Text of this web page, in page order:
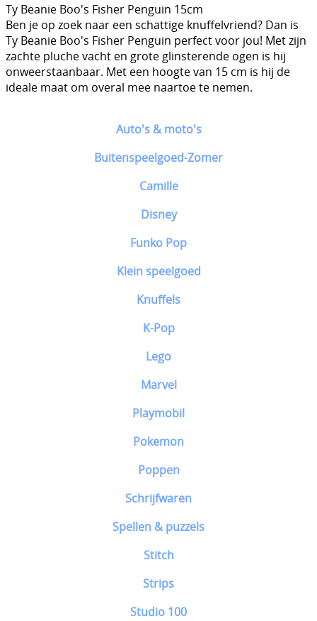
Auto's & moto's
Buitenspeelgoed-Zomer
Camille
Disney
Funko Pop
Klein speelgoed
Knuffels
K-Pop
Lego
Marvel
Playmobil
Pokemon
Poppen
Schrijfwaren
Spellen & puzzels
Stitch
Strips
Studio 100
Ty Beanie Boo's Fisher Penguin 15cm
Ben je op zoek naar een schattige knuffelvriend? Dan is
Ty Beanie Boo's Fisher Penguin perfect voor jou! Met zijn
zachte pluche vacht en grote glinsterende ogen is hij
onweerstaanbaar. Met een hoogte van 15 cm is hij de
ideale maat om overal mee naartoe te nemen.